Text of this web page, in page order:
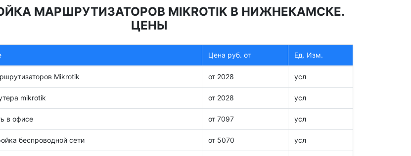
МАРШРУТИЗАТОРОВ MIKROTIK В НИЖНЕКАМСКЕ.
ЦЕНЫ
Цена руб. от Ед. Изм.
Mikrotik от 2028 усл
mikrotik от 2028 усл
в офисе от 7097 усл
беспроводной сети от 5070 усл